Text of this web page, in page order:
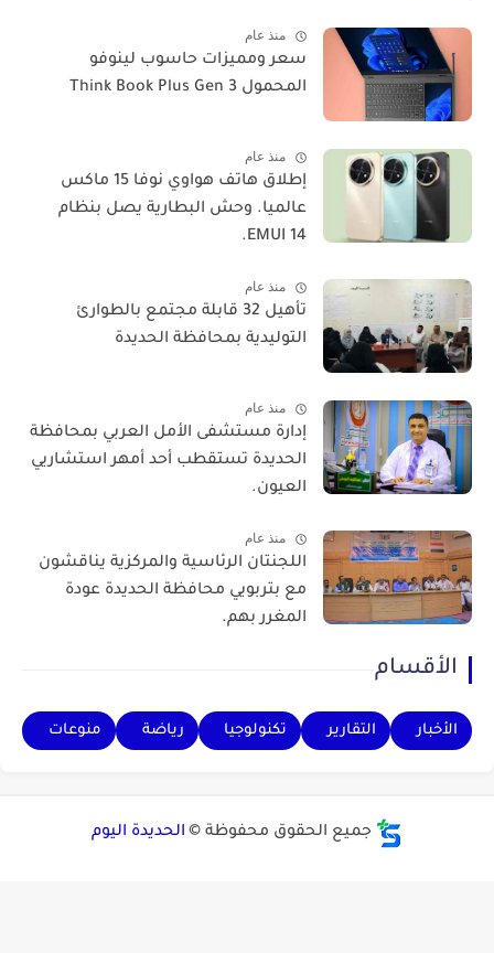
منذ عام
سعر ومميزات حاسوب لينوفو
المحمول Think Book Plus Gen 3
منذ عام
​إطلاق هاتف هواوي نوفا 15 ماكس
عالميا. وحش البطارية يصل بنظام
EMUI 14.
منذ عام
تأهيل 32 قابلة مجتمع بالطوارئ
التوليدية بمحافظة الحديدة
منذ عام
إدارة مستشفى الأمل العربي بمحافظة
الحديدة تستقطب أحد أمهر استشاريي
العيون.
منذ عام
اللجنتان الرئاسية والمركزية يناقشون
مع بتربويي محافظة الحديدة عودة
المغرر بهم.
الأقسام
الأخبار التقارير تكنولوجيا رياضة منوعات
جميع الحقوق محفوظة © الحديدة اليوم